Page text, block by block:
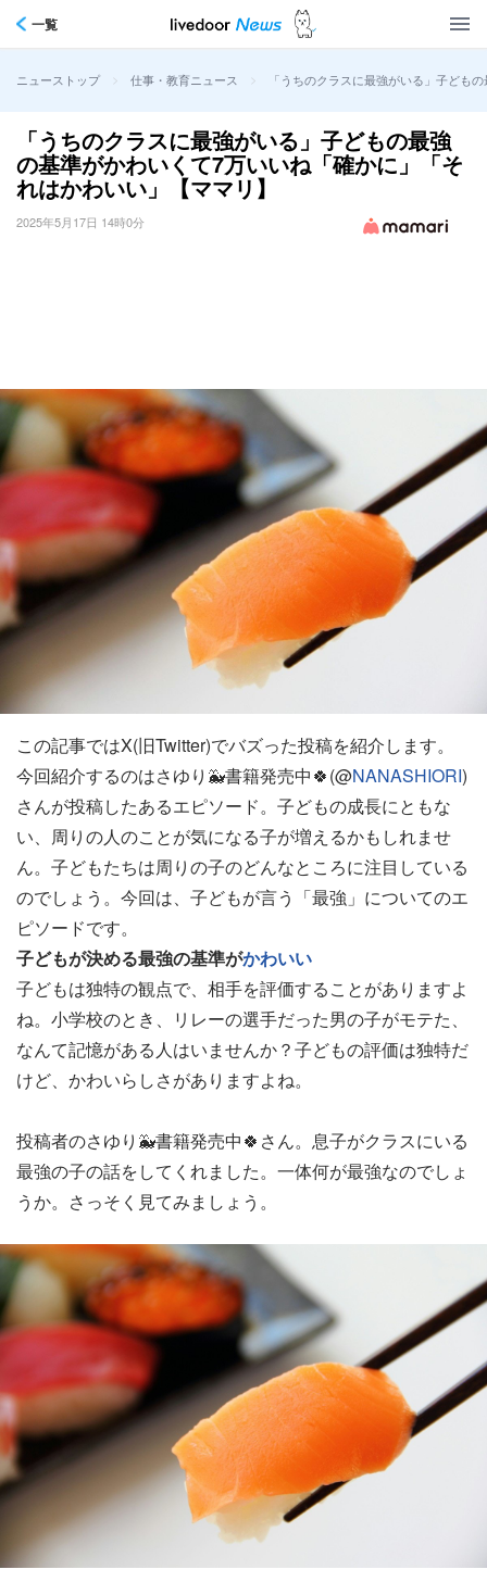
一覧
ニューストップ > 仕事・教育ニュース > 「うちのクラスに最強がいる」子ども
「うちのクラスに最強がいる」子どもの最強
の基準がかわいくて7万いいね「確かに」「そ
れはかわいい」【ママリ】
2025年5月17日 14時0分
この記事ではX(旧Twitter)でバズった投稿を紹介します。
今回紹介するのはさゆり🐳書籍発売中🍀(@NANASHIORI)
さんが投稿したあるエピソード。子どもの成長にともな
い、周りの人のことが気になる子が増えるかもしれませ
ん。子どもたちは周りの子のどんなところに注目している
のでしょう。今回は、子どもが言う「最強」についてのエ
ピソードです。
子どもが決める最強の基準がかわいい
子どもは独特の観点で、相手を評価することがありますよ
ね。小学校のとき、リレーの選手だった男の子がモテた、
なんて記憶がある人はいませんか？子どもの評価は独特だ
けど、かわいらしさがありますよね。
投稿者のさゆり🐳書籍発売中🍀さん。息子がクラスにいる
最強の子の話をしてくれました。一体何が最強なのでしょ
うか。さっそく見てみましょう。